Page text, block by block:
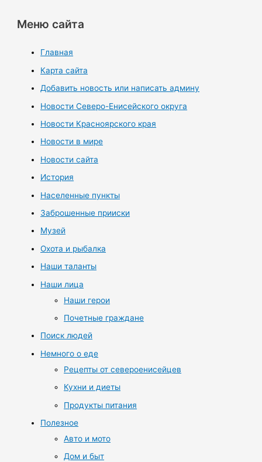
Меню сайта
Главная
Карта сайта
Добавить новость или написать админу
Новости Северо-Енисейского округа
Новости Красноярского края
Новости в мире
Новости сайта
История
Населенные пункты
Заброшенные прииски
Музей
Охота и рыбалка
Наши таланты
Наши лица
Наши герои
Почетные граждане
Поиск людей
Немного о еде
Рецепты от североенисейцев
Кухни и диеты
Продукты питания
Полезное
Авто и мото
Дом и быт